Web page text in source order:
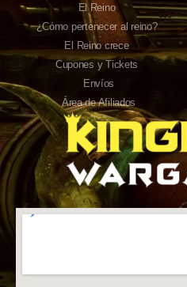
El Reino
¿Cómo pertenecer al reino?
El Reino crece
Cupones y Tickets
Envíos
Área de Afiliados